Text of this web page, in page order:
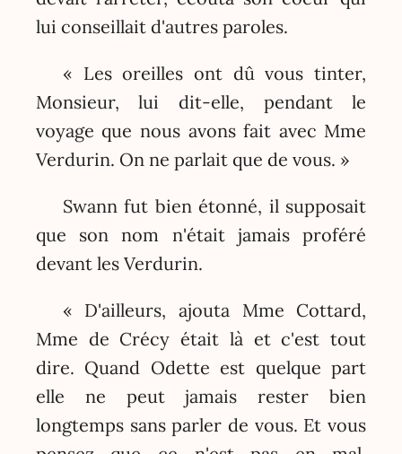
lui conseillait d'autres paroles.
« Les oreilles ont dû vous tinter,
Monsieur, lui dit-elle, pendant le
voyage que nous avons fait avec Mme
Verdurin. On ne parlait que de vous. »
Swann fut bien étonné, il supposait
que son nom n'était jamais proféré
devant les Verdurin.
« D'ailleurs, ajouta Mme Cottard,
Mme de Crécy était là et c'est tout
dire. Quand Odette est quelque part
elle ne peut jamais rester bien
longtemps sans parler de vous. Et vous